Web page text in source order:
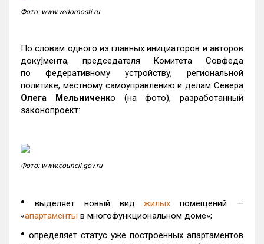
Фото: www.vedomosti.ru
По словам одного из главных инициаторов и авторов
доку]мента, председателя Комитета Совфеда
по федеративному устройству, региональной
политике, местному самоуправлению и делам Севера
Олега Мельниченко (на фото), разработанный
законопроект:
Фото: www.council.gov.ru
• выделяет новый виджилых
помещений —
«апартаменты в многофункциональном доме»;
• определяет статус уже построенных апартаментов